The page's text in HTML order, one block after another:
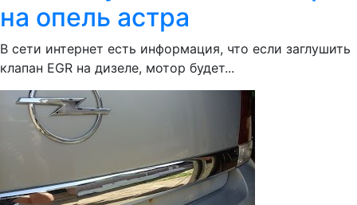
на опель астра
В сети интернет есть информация, что если заглушить
клапан EGR на дизеле, мотор будет...